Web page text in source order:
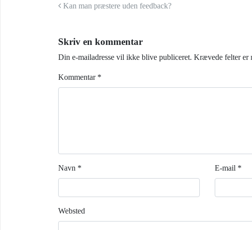
Indlæg navigation
Kan man præstere uden feedback?
Skriv en kommentar
Din e-mailadresse vil ikke blive publiceret. Krævede felter er
Kommentar *
Navn * E-mail *
Websted